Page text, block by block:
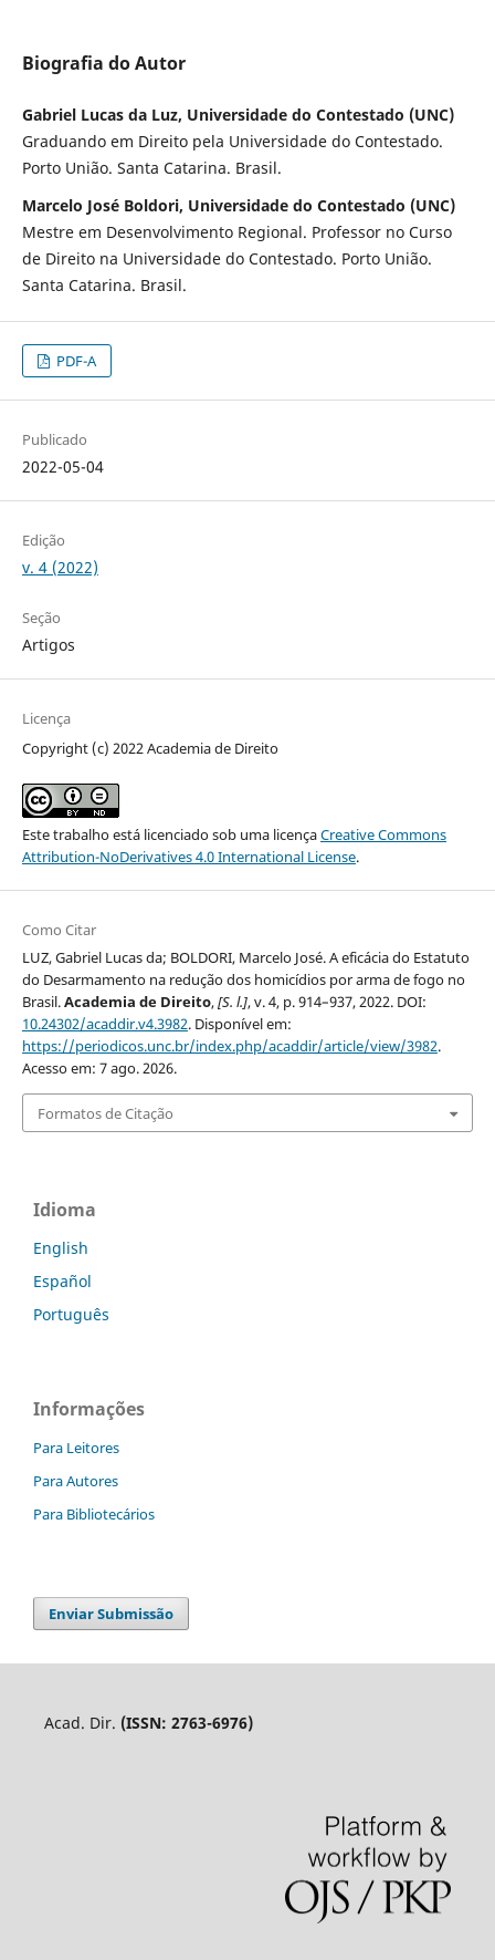
Biografia do Autor
Gabriel Lucas da Luz, Universidade do Contestado (UNC)
Graduando em Direito pela Universidade do Contestado.
Porto União. Santa Catarina. Brasil.
Marcelo José Boldori, Universidade do Contestado (UNC)
Mestre em Desenvolvimento Regional. Professor no Curso
de Direito na Universidade do Contestado. Porto União.
Santa Catarina. Brasil.
PDF-A
Publicado
2022-05-04
Edição
v. 4 (2022)
Seção
Artigos
Licença
Copyright (c) 2022 Academia de Direito
Este trabalho está licenciado sob uma licençaCreative Commons
Attribution-NoDerivatives 4.0 International License.
Como Citar
LUZ, Gabriel Lucas da; BOLDORI, Marcelo José. A eficácia do Estatuto
do Desarmamento na redução dos homicídios por arma de fogo no
Brasil.Academia de Direito,[S. l.], v. 4, p. 914–937, 2022. DOI:
10.24302/acaddir.v4.3982. Disponível em:
https://periodicos.unc.br/index.php/acaddir/article/view/3982.
Acesso em: 7 ago. 2026.
Formatos de Citação
Idioma
English
Español
Português
Informações
Para Leitores
Para Autores
Para Bibliotecários
Enviar Submissão
Acad. Dir. (ISSN: 2763-6976)